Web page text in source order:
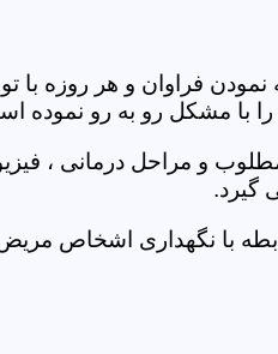
نمودن فراوان و هر
را با مشکل رو به رو نموده
و مراحل درمانی ،
گیرد.
با نگهداری اشخاص